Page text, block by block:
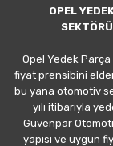
OPEL
Opel Yedek
fiyat prensibini
bu yana otomotiv
yılı itibarıyla
Güvenpar
yapısı ve uygun